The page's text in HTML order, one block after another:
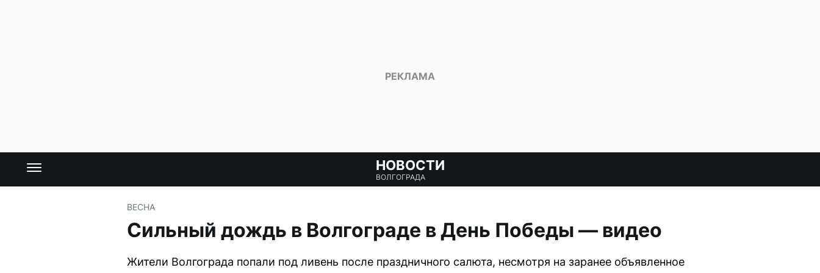
НОВОСТИ
ВОЛГОГРАДА
ВЕСНА
Сильный дождь в Волгограде в День Победы — видео
Жители Волгограда попали под ливень после праздничного салюта, несмотря на заранее объявленное